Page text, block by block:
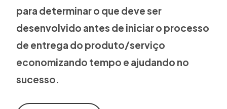
para determinar o que deve ser
desenvolvido antes de iniciar o processo
de entrega do produto/serviço
economizando tempo e ajudando no
sucesso.